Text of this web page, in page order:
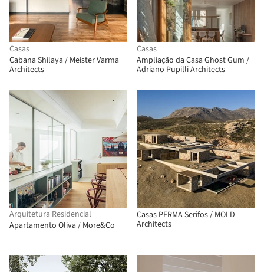
Casas
Cabana Shilaya / Meister Varma
Architects
Casas
Ampliação da Casa Ghost Gum /
Adriano Pupilli Architects
Arquitetura Residencial
Apartamento Oliva / More&Co
Casas PERMA Serifos / MOLD
Architects